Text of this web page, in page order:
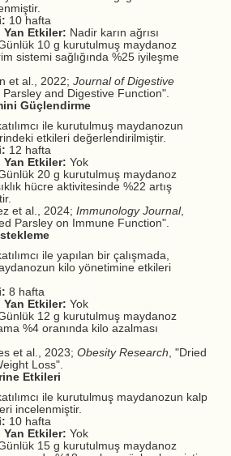
10 hafta
Yan Etkiler: Nadir karın ağrısı
10 g kurutulmuş maydanoz
sistemi sağlığında %25 iyileşme
et al., 2022; Journal of Digestive
Parsley and Digestive Function".
Güçlendirme
ile kurutulmuş maydanozun
etkileri değerlendirilmiştir.
12 hafta
Yan Etkiler: Yok
20 g kurutulmuş maydanoz
hücre aktivitesinde %22 artış
et al., 2024; Immunology Journal,
Parsley on Immune Function".
ile yapılan bir çalışmada,
kilo yönetimine etkileri
8 hafta
Yan Etkiler: Yok
12 g kurutulmuş maydanoz
%4 oranında kilo azalması
et al., 2023; Obesity Research, "Dried
Loss".
Etkileri
ile kurutulmuş maydanozun kalp
incelenmiştir.
10 hafta
Yan Etkiler: Yok
15 g kurutulmuş maydanoz